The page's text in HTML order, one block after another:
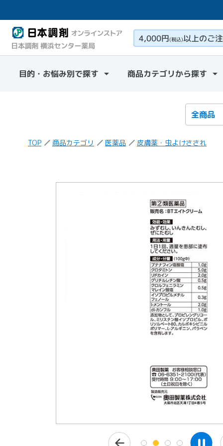
4,000円(税込)以上のご
目的・お悩み別で探す 商品カテゴリから探す
検索カテ
検索キー
TOP 商品カテゴリ 医薬品 皮膚薬・虫よけさされ